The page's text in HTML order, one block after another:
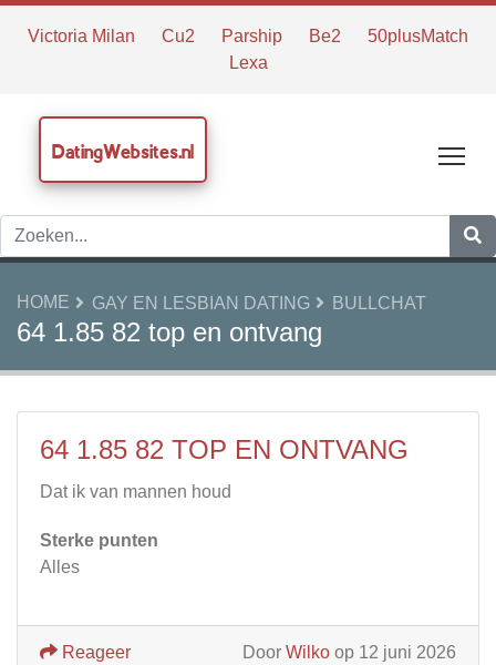
Victoria Milan Cu2 Parship Be2
50plusMatch
Lexa
DatingWebsites.nl
HOME GAY EN LESBIAN DATING BULLCHAT
64 1.85 82 top en ontvang
64 1.85 82 TOP EN ONTVANG
Dat ik van mannen houd
Sterke punten
Alles
Door Wilko op 12 juni 2026
Reageer